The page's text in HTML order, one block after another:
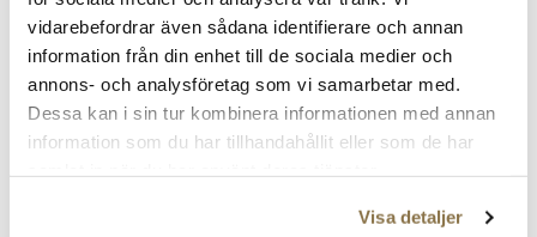
vidarebefordrar även sådana identifierare och annan
information från din enhet till de sociala medier och
annons- och analysföretag som vi samarbetar med.
Dessa kan i sin tur kombinera informationen med annan
information som du har tillhandahållit eller som de har
Visa detaljer